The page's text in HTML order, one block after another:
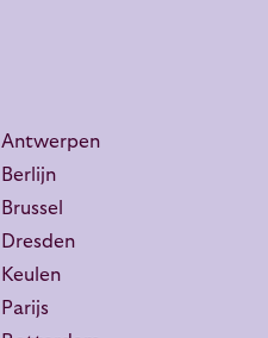
Antwerpen
Berlijn
Brussel
Dresden
Keulen
Parijs